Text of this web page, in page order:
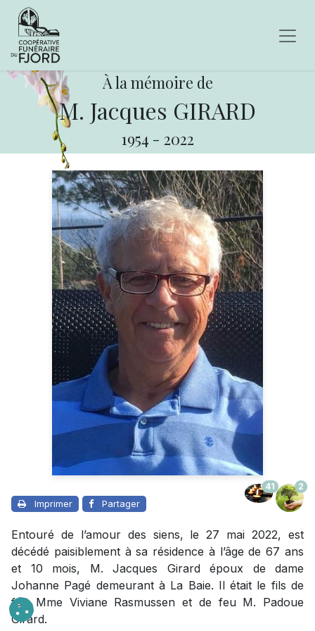
À la mémoire de
M. Jacques GIRARD
1954 - 2022
Imprimer Partager
41 2
Entouré de l’amour des siens, le 27 mai 2022, est
décédé paisiblement à sa résidence à l’âge de 67 ans
et 10 mois, M. Jacques Girard époux de dame
Johanne Pagé demeurant à La Baie. Il était le fils de
feu Mme Viviane Rasmussen et de feu M. Padoue
Girard.